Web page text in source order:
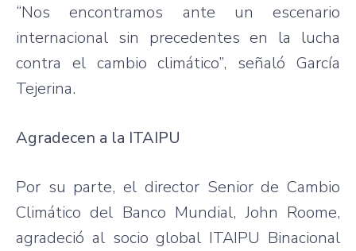
“Nos encontramos ante un escenario
internacional sin precedentes en la lucha
contra el cambio climático”, señaló García
Tejerina.
Agradecen a la ITAIPU
Por su parte, el director Senior de Cambio
Climático del Banco Mundial, John Roome,
agradeció al socio global ITAIPU Binacional